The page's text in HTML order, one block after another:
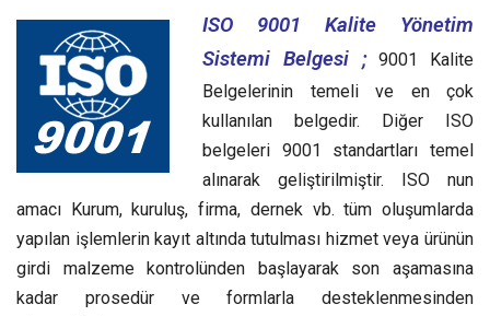
ISO 9001 Kalite Yönetim
Sistemi Belgesi ;9001 Kalite
Belgelerinin temeli ve en çok
kullanılan belgedir. Diğer ISO
belgeleri 9001 standartları temel
alınarak geliştirilmiştir. ISO nun
amacı Kurum, kuruluş, firma, dernek vb. tüm oluşumlarda
yapılan işlemlerin kayıt altında tutulması hizmet veya ürünün
girdi malzeme kontrolünden başlayarak son aşamasına
kadar prosedür ve formlarla desteklenmesinden